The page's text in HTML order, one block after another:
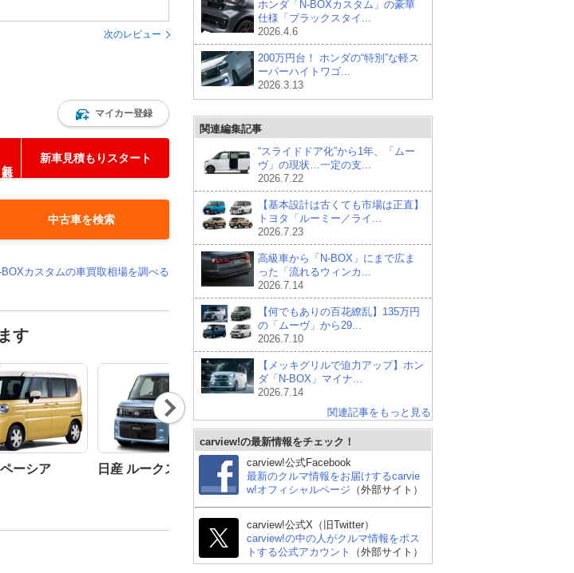
次のレビュー
マイカー登録
新車見積もりスタート
中古車を検索
BOXカスタムの車買取相場を調べる
す
ーシア 日産 ルークス 三菱 デリカミニ
ダイハツ タントカスタ
ム
Nex
t
ホンダ「N-BOXカスタム」の豪華
仕様「ブラックスタイ...
2026.4.6
200万円台！ ホンダの“特別”な軽ス
ーパーハイトワゴ...
2026.3.13
関連編集記事
“スライドドア化”から1年、「ムー
ヴ」の現状…一定の支...
2026.7.22
【基本設計は古くても市場は正直】
トヨタ「ルーミー／ライ...
2026.7.23
高級車から「N-BOX」にまで広ま
った「流れるウィンカ...
2026.7.14
【何でもありの百花繚乱】135万円
の「ムーヴ」から29...
2026.7.10
【メッキグリルで迫力アップ】ホン
ダ「N-BOX」マイナ...
2026.7.14
関連記事をもっと見る
carview!の最新情報をチェック！
carview!公式Facebook
最新のクルマ情報をお届けするcarvie
w!オフィシャルページ （外部サイト）
carview!公式X（旧Twitter）
carview!の中の人がクルマ情報をポス
トする公式アカウント
（外部サイト）